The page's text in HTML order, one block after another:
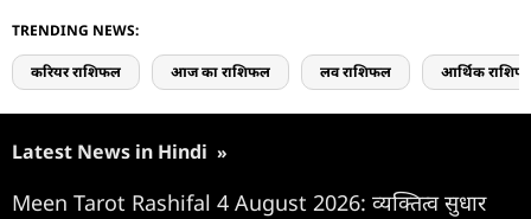
TRENDING NEWS:
करियर राशिफल आज का राशिफल लव राशिफल आर्थिक
Latest News in Hindi »
Meen Tarot Rashifal 4 August 2026: व्यक्तित्व सुधार